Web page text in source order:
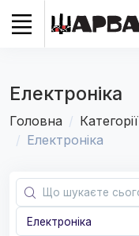
Електроніка
Головна Категорії
Електроніка
Електроніка